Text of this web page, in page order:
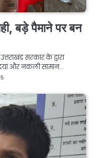
बड़े पैमाने पर बन
सरकार के द्वारा
और नकली सामान…